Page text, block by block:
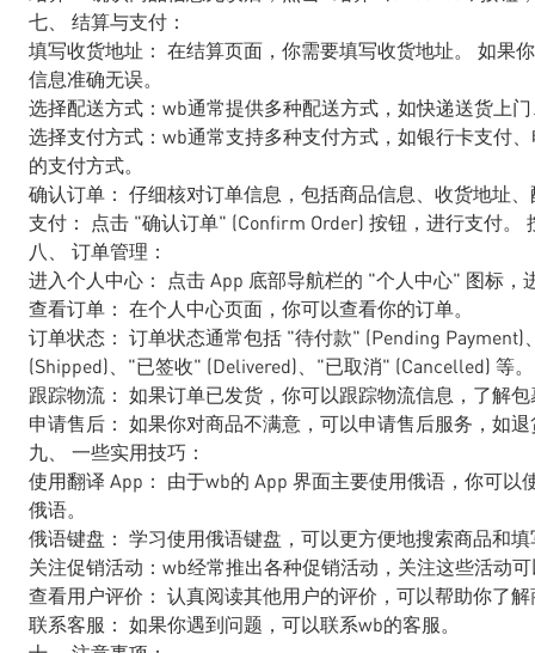
七、 结算与支付：
填写收货地址： 在结算页面，你需要填写收货地址。 如果
信息准确无误。
选择配送方式：wb通常提供多种配送方式，如快递送货上
选择支付方式：wb通常支持多种支付方式，如银行卡支付
的支付方式。
确认订单： 仔细核对订单信息，包括商品信息、收货地址
支付： 点击 "确认订单" (Confirm Order) 按钮，进行支付。
八、 订单管理：
进入个人中心： 点击 App 底部导航栏的 "个人中心" 图标，
查看订单： 在个人中心页面，你可以查看你的订单。
订单状态： 订单状态通常包括 "待付款" (Pending
(Shipped)、"已签收" (Delivered)、"已取消" (Cancelled) 等。
跟踪物流： 如果订单已发货，你可以跟踪物流信息，了解
申请售后： 如果你对商品不满意，可以申请售后服务，如
九、 一些实用技巧：
使用翻译 App： 由于wb的 App 界面主要使用俄语，你可以
俄语。
俄语键盘： 学习使用俄语键盘，可以更方便地搜索商品和
关注促销活动：wb经常推出各种促销活动，关注这些活动
查看用户评价： 认真阅读其他用户的评价，可以帮助你了
联系客服： 如果你遇到问题，可以联系wb的客服。